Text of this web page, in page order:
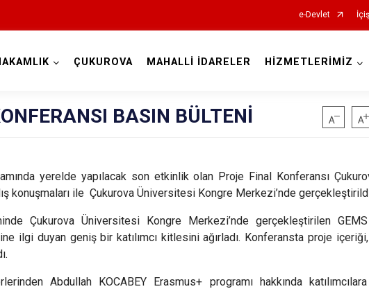
e-Devlet
Ceyhan
İmamoğlu
ÇUKUROVA MAHALLİ İDARELER HİZMETLERİMİZ
BASIN BÜLTENİ
yerelde yapılacak son etkinlik olan Proje Final Konferansı
konuşmaları ile Çukurova Üniversitesi Kongre Merkezi’nde
Çukurova Üniversitesi Kongre Merkezi’nde gerçekleştirilen
ilgi duyan geniş bir katılımcı kitlesini ağırladı. Konferansta proje
Abdullah KOCABEY Erasmus+ programı hakkında